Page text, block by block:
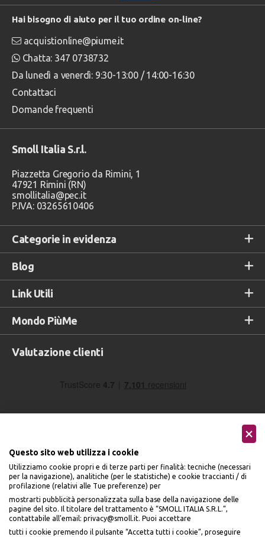
Categorie in evidenza
Blog
Link Utili
Mondo PiùMe
Hai bisogno di aiuto per il tuo ordine on-line?
acquistionline@piume.it
Chatta: 347 0738732
Da lunedì a venerdì: 9:30-13:00 / 14:00-16:30
Contattaci
Domande frequenti
Smoll Italia S.r.l.
Piazzetta Gregorio da Rimini, 1
47921 Rimini (RN)
smollitalia@pec.it
P.IVA: 03265610406
Valutazione clienti
Seguici sui social
Questo sito web utilizza i cookie
Utilizziamo cookie propri e di terze parti per finalità: tecniche (necessari
per la navigazione), analitiche (per le statistiche) e cookie traccianti / di
profilazione (relativi alle Tue preferenze) per
mostrarti pubblicità personalizzata sulla base della navigazione delle
pagine del sito. Il titolare del trattamento è “SMOLL ITALIA S.R.L.”,
contattabile all'email: privacy@smoll.it. Puoi accettare
tutti i cookie premendo il pulsante “Accetta tutti i cookie”, proseguire